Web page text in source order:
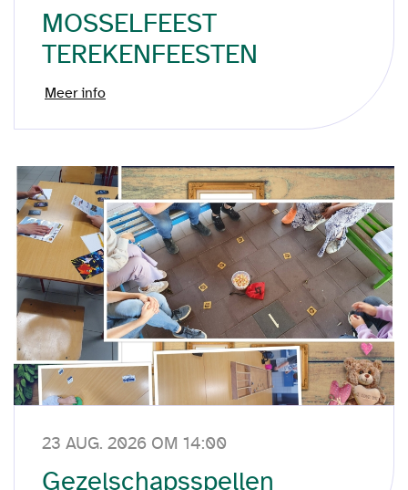
MOSSELFEEST
TEREKENFEESTEN
Meer info
23 AUG. 2026 OM 14:00
Gezelschapsspellen